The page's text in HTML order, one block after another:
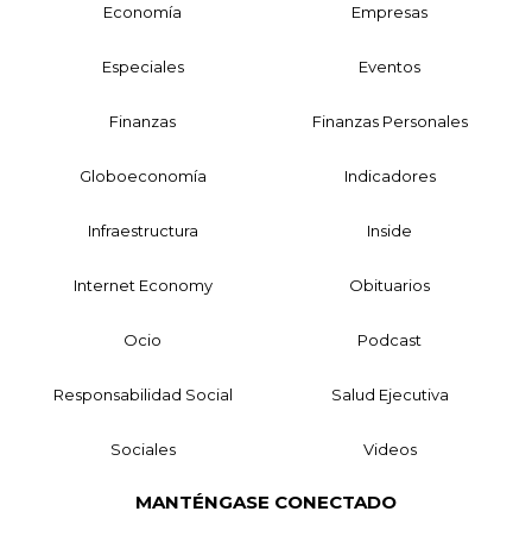
Economía Empresas
Especiales Eventos
Finanzas Finanzas Personales
Globoeconomía Indicadores
Infraestructura Inside
Internet Economy Obituarios
Ocio Podcast
Responsabilidad Social Salud Ejecutiva
Sociales Videos
MANTÉNGASE CONECTADO